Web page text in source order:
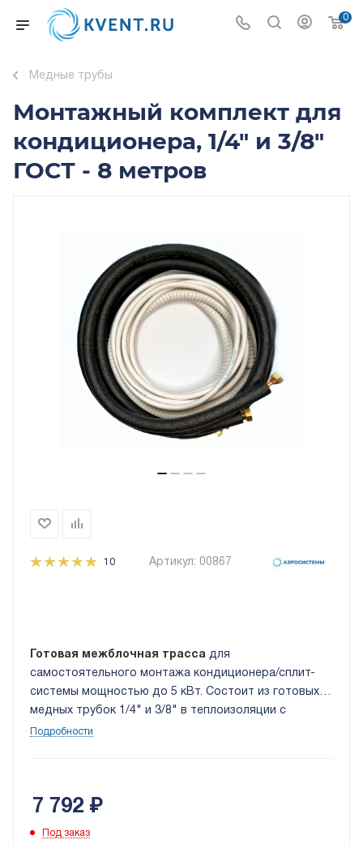
0
Медные трубы
Монтажный комплект для
кондиционера, 1/4" и 3/8"
ГОСТ - 8 метров
10 Артикул: 00867
Готовая межблочная трасса для
самостоятельного монтажа кондиционера/сплит-
системы мощностью до 5 кВт. Состоит из готовых
медных трубок 1/4" и 3/8" в теплоизоляции с
развальцованными концами, дренажного шланга
Подробности
7 792 ₽
Под заказ